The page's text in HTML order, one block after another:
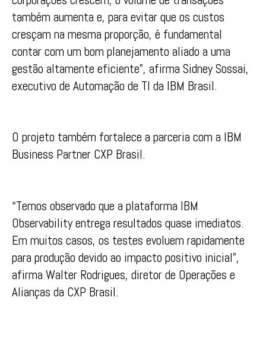
também aumenta e, para evitar que os custos
cresçam na mesma proporção, é fundamental
contar com um bom planejamento aliado a uma
gestão altamente eficiente”, afirma Sidney Sossai,
executivo de Automação de TI da IBM Brasil.
O projeto também fortalece a parceria com a IBM
Business Partner CXP Brasil.
“Temos observado que a plataforma IBM
Observability entrega resultados quase imediatos.
Em muitos casos, os testes evoluem rapidamente
para produção devido ao impacto positivo inicial”,
afirma Walter Rodrigues, diretor de Operações e
Alianças da CXP Brasil.